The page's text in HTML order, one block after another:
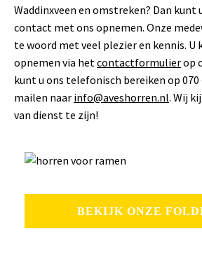
Waddinxveen en omstreken? Dan
contact met ons opnemen. Onze
te woord met veel plezier en kennis.
opnemen via hetcontactformulierop
kunt u ons telefonisch bereiken op 070
mailen naar info@aveshorren.nl. Wij
van dienst te zijn!
BEKIJK ONZE